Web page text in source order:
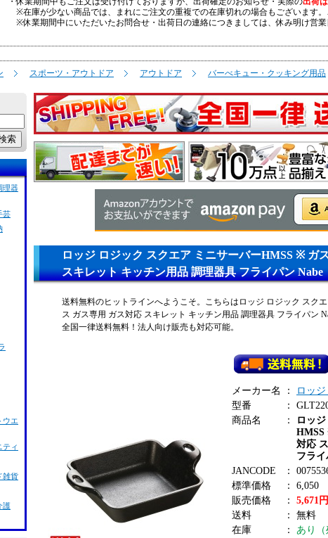
※在庫が少ない商品では、まれにご注文の重複での在庫切れの場合もございます。
※休業期間中にいただいたお問合せ・出荷日の連絡につきましては、休み明け営業
スポーツ・アウトドア アウトドア バーべキュー・クッキング用品
ロッジ ロジック スクエア ミニサーバーHMSS ※ ガ
スキレット キッチン用品 調理器具 フライパン Nabe
送料無料のヒットラインへようこそ。こちらはロッジ ロジック スク
ス ガス専用 ガス対応 スキレット キッチン用品 調理器具 フライパン
全国一律送料無料！法人向け販売も対応可能。
メーカー名 ：
ロッ
型番
：
商品名
：
ロッ
HMSS
対応
フライ
JANCODE
：
標準価格
：
6,050
販売価格
： 5,671円
送料
：
無料
在庫
：
あり（
理器
芸
ウエ
ティ
雑貨
護